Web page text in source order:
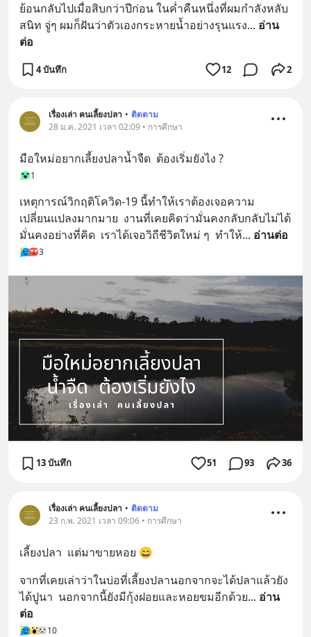
ย้อนกลับไปเมื่อสิบกว่าปีก่อน ในค่ำคืนหนึ่งที่ผมกำลังหลับ
สนิท จู่ๆ ผมก็ฝันว่าตัวเองกระหายน้ำอย่างรุนแรง... อ่าน
ต่อ
4 บันทึก 12 2
เรื่องเล่า คนเลี้ยงปลา • ติดตาม
28 ม.ค. 2021 เวลา 02:09 • การศึกษา
มือใหม่อยากเลี้ยงปลาน้ำจืด  ต้องเริ่มยังไง ?
1
เหตุการณ์วิกฤติโควิด-19 นี้ทำให้เราต้องเจอความ
เปลี่ยนแปลงมากมาย  งานที่เคยคิดว่ามั่นคงกลับกลับไม่ได้
มั่นคงอย่างที่คิด  เราได้เจอวิถีชีวิตใหม่ ๆ  ทำให้... อ่านต่อ
3
13 บันทึก 51 93 36
เรื่องเล่า คนเลี้ยงปลา • ติดตาม
23 ก.พ. 2021 เวลา 09:06 • การศึกษา
เลี้ยงปลา  แต่มาขายหอย 😄
จากที่เคยเล่าว่าในบ่อที่เลี้ยงปลานอกจากจะได้ปลาแล้วยัง
ได้ปูนา  นอกจากนี้ยังมีกุ้งฝอยและหอยขมอีกด้วย... อ่าน
ต่อ
10